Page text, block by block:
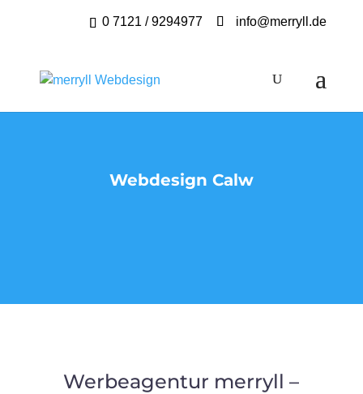
0 7121 / 9294977 info@merryll.de
Webdesign Calw
Werbeagentur merryll –